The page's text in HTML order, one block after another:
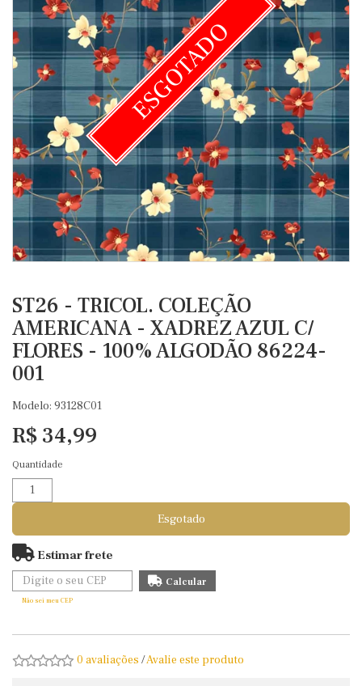
ESGOTADO
ST26 - TRICOL. COLEÇÃO
AMERICANA - XADREZ AZUL C/
FLORES - 100% ALGODÃO 86224-
001
Modelo: 93128C01
R$ 34,99
Quantidade
Esgotado
Estimar frete
Não sei meu CEP
0 avaliações /Avalie este produto